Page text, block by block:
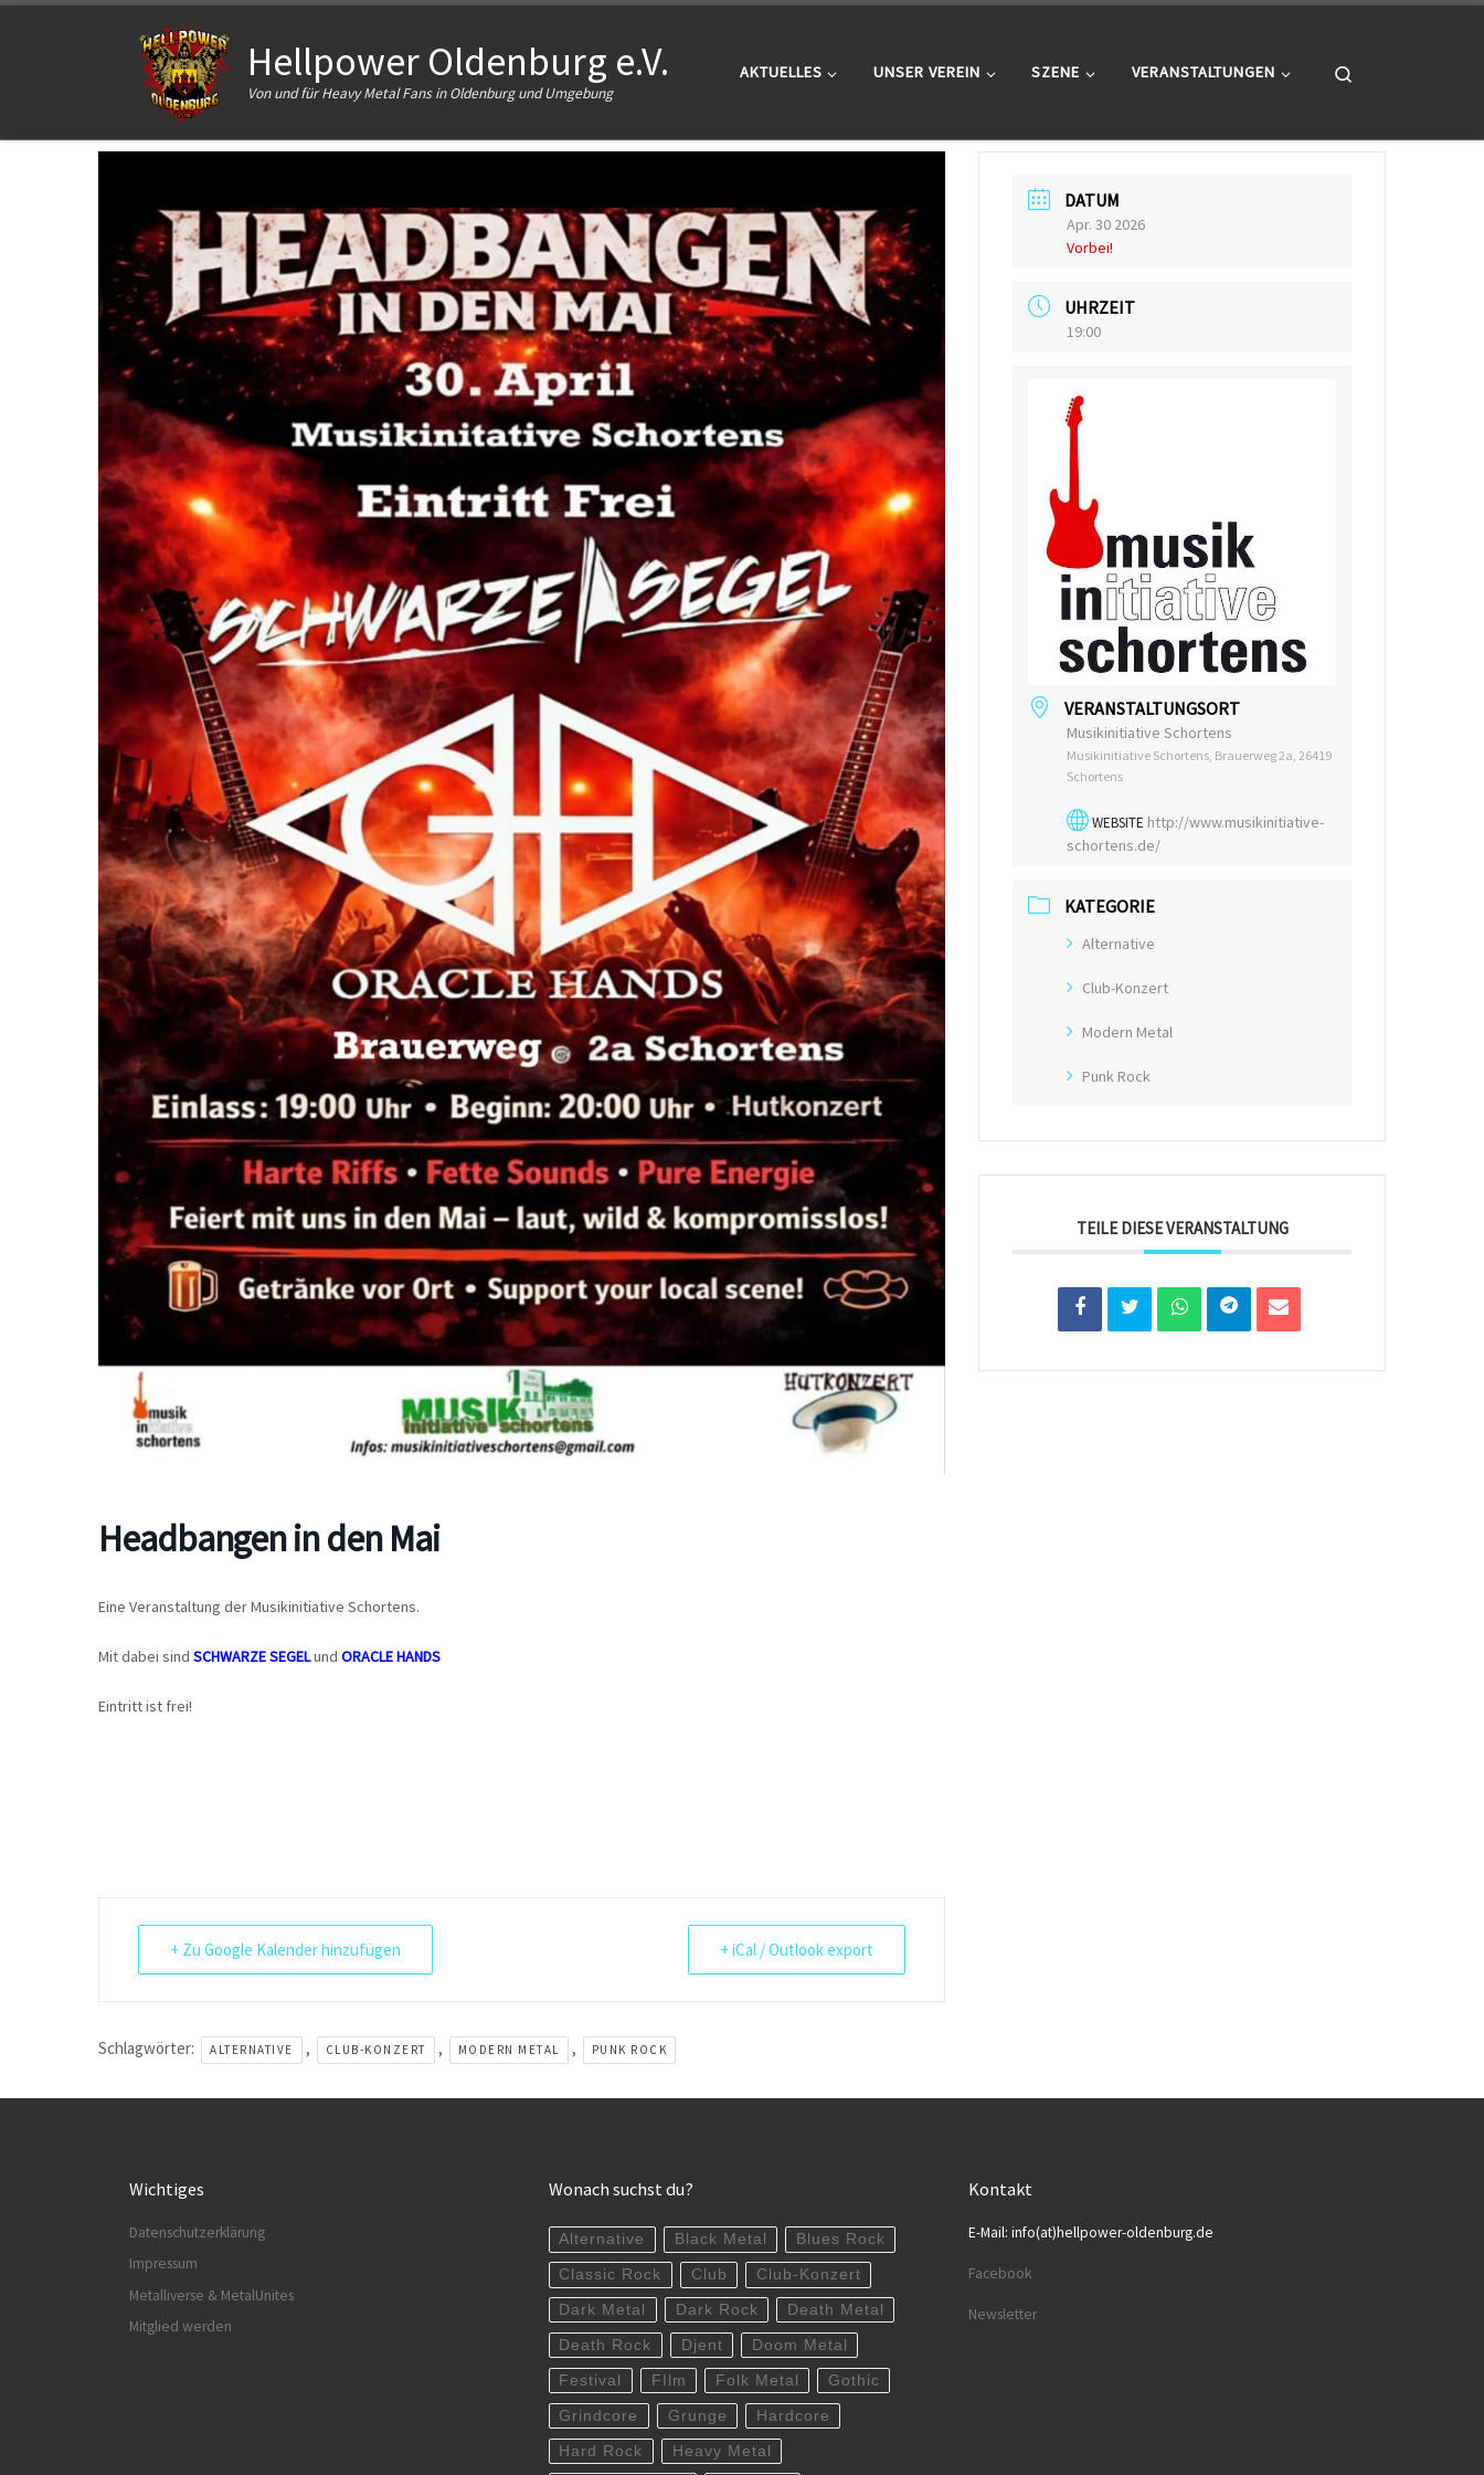
Zum Inhalt springen
Hellpower Oldenburg e.V.
Von und für Heavy Metal Fans in Oldenburg und Umgebung
AKTUELLES UNSER VEREIN SZENE VERANSTALTUNGEN
Headbangen in den Mai
Eine Veranstaltung der Musikinitiative Schortens.
Mit dabei sind SCHWARZE SEGELund ORACLE HANDS
Eintritt ist frei!
+ Zu Google Kalender hinzufügen + iCal / Outlook export
Schlagwörter: ALTERNATIVE , CLUB-KONZERT , MODERN METAL , PUNK ROCK
DATUM
Apr. 30 2026
Vorbei!
UHRZEIT
19:00
VERANSTALTUNGSORT
Musikinitiative Schortens
Musikinitiative Schortens, Brauerweg 2a, 26419
Schortens
WEBSITE http://www.musikinitiative-
schortens.de/
KATEGORIE
Alternative
Club-Konzert
Modern Metal
Punk Rock
TEILE DIESE VERANSTALTUNG
Wichtiges
Datenschutzerklärung
Impressum
Metalliverse & MetalUnites
Mitglied werden
Wonach suchst du?
Alternative Black Metal Blues Rock
Classic Rock Club Club-Konzert
Dark Metal Dark Rock Death Metal
Death Rock Djent Doom Metal
Festival FIlm Folk Metal Gothic
Grindcore Grunge Hardcore
Hard Rock Heavy Metal
Kontakt
E-Mail: info(at)hellpower-oldenburg.de
Facebook
Newsletter